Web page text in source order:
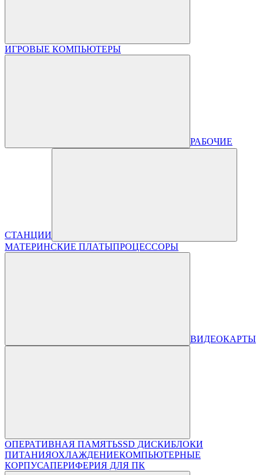
ИГРОВЫЕ КОМПЬЮТЕРЫ
РАБОЧИЕ
СТАНЦИИ
МАТЕРИНСКИЕ ПЛАТЫПРОЦЕССОРЫ
ВИДЕОКАРТЫ
ОПЕРАТИВНАЯ ПАМЯТЬSSD ДИСКИБЛОКИ
ПИТАНИЯОХЛАЖДЕНИЕКОМПЬЮТЕРНЫЕ
КОРПУСАПЕРИФЕРИЯ ДЛЯ ПК